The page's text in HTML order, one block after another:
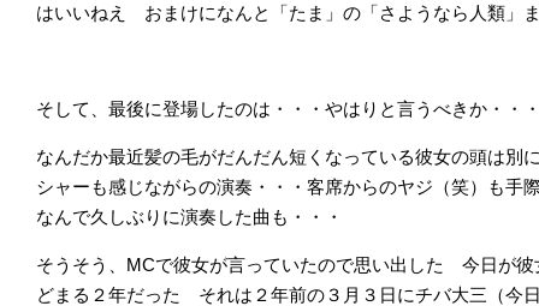
はいいねえ おまけになんと「たま」の「さようなら人類」
そして、最後に登場したのは・・・やはりと言うべきか・・
なんだか最近髪の毛がだんだん短くなっている彼女の頭は別
シャーも感じながらの演奏・・・客席からのヤジ（笑）も
なんで久しぶりに演奏した曲も・・・
そうそう、MCで彼女が言っていたので思い出した 今日が
どまる２年だった それは２年前の３月３日にチバ大三（今